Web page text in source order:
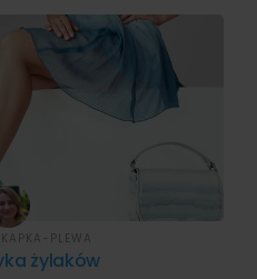
żylaków
PLEWA